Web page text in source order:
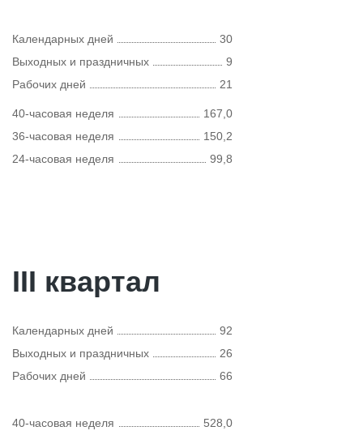
Календарных дней
30
Выходных и праздничных
9
Рабочих дней
21
40-часовая неделя
167,0
36-часовая неделя
150,2
24-часовая неделя
99,8
III квартал
Календарных дней
92
Выходных и праздничных
26
Рабочих дней
66
40-часовая неделя 528,0